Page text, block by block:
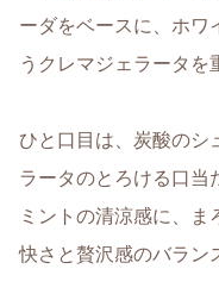
ーダをベースに、ホワ
うクレマジェラータを
ひと口目は、炭酸のシ
ラータのとろける口当
ミントの清涼感に、
快さと贅沢感のバラン